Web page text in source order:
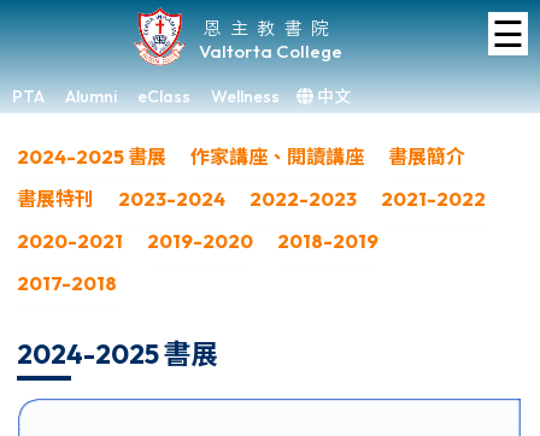
恩主教書院
Valtorta College
PTA Alumni eClass Wellness 中文
☰
Home
About
VC
Academic
Development
Achievements
Admissions
Media
&
2024-2025 書展 作家講座、閱讀講座
書展簡介
書展特刊
2023-2024 2022-2023
2021-2022
2020-2021
2019-2020
2018-2019
2017-2018
2024-2025 書展